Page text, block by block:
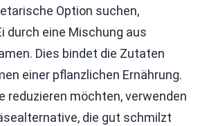
Option suchen,
durch eine Mischung aus
Dies bindet die Zutaten
einer pflanzlichen Ernährung.
reduzieren möchten, verwenden
die gut schmilzt